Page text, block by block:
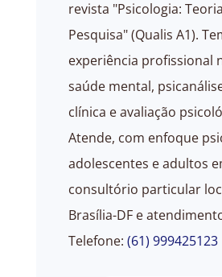
revista "Psicologia:
Pesquisa" (Qualis A1).
experiência profissional
saúde mental,
clínica e avaliação
Atende, com enfoque
adolescentes e adultos
consultório particular
Brasília-DF e
Telefone: (61) 999425123